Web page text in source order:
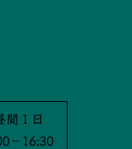
間１日
－16:30